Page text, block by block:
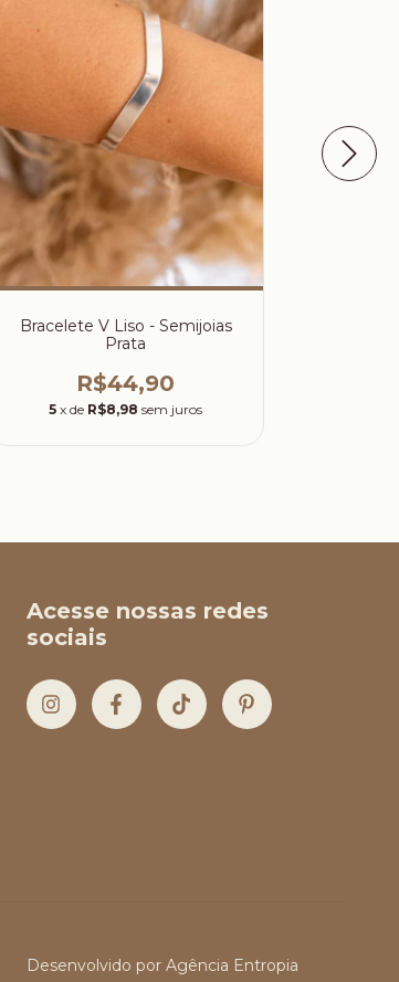
Bracelete V Liso - Semijoias
Prata
R$44,90
5 x de R$8,98 sem juros
Acesse nossas redes
sociais
Desenvolvido por Agência Entropia